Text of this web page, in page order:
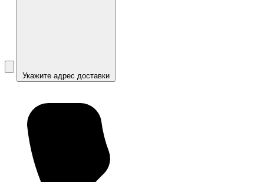
Укажите адрес доставки